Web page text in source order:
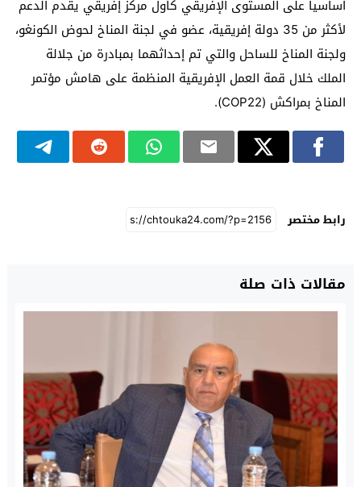
أساسيا على المستوى الإفريقي كأول مركز إفريقي يقدم الدعم
لأكثر من 35 دولة إفريقية، عضو في لجنة المناخ لحوض الكونغو،
ولجنة المناخ للساحل والتي تم إحداثهما بمبادرة من جلالة
الملك خلال قمة العمل الإفريقية المنظمة على هامش مؤتمر
المناخ بمراكش (COP22).
رابط مختصر
مقالات ذات صلة